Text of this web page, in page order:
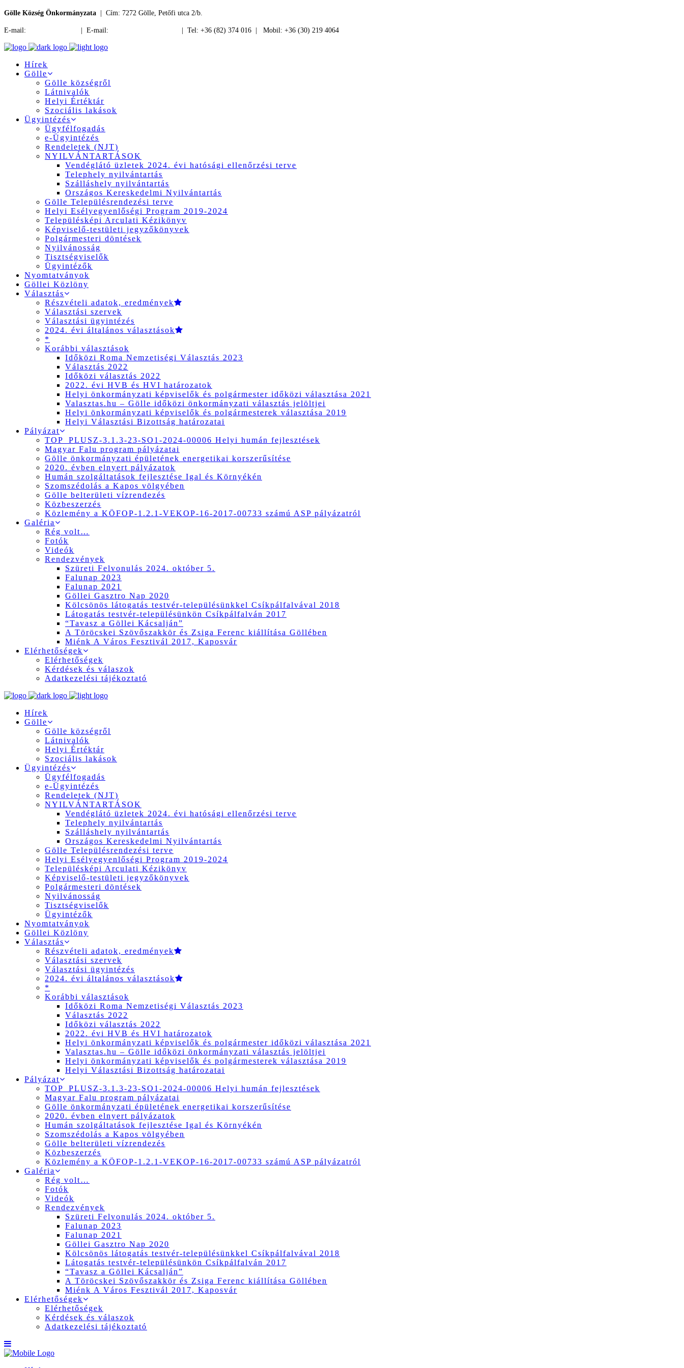
Gölle Község Önkormányzata | Cím: 7272 Gölle, Petőfi utca 2/b.
E-mail: | E-mail: | Tel: +36 (82) 374 016 | Mobil: +36 (30) 219 4064
Hírek
Gölle
Gölle községről
Látnivalók
Helyi Értéktár
Szociális lakások
Ügyintézés
Ügyfélfogadás
e-Ügyintézés
Rendeletek (NJT)
NYILVÁNTARTÁSOK
Vendéglátó üzletek 2024. évi hatósági ellenőrzési terve
Telephely nyilvántartás
Szálláshely nyilvántartás
Országos Kereskedelmi Nyilvántartás
Gölle Településrendezési terve
Helyi Esélyegyenlőségi Program 2019-2024
Településképi Arculati Kézikönyv
Képviselő-testületi jegyzőkönyvek
Polgármesteri döntések
Nyilvánosság
Tisztségviselők
Ügyintézők
Nyomtatványok
Göllei Közlöny
Választás
Részvételi adatok, eredmények
Választási szervek
Választási ügyintézés
2024. évi általános választások
*
Korábbi választások
Időközi Roma Nemzetiségi Választás 2023
Választás 2022
Időközi választás 2022
2022. évi HVB és HVI határozatok
Helyi önkormányzati képviselők és polgármester időközi választása 2021
Valasztas.hu – Gölle időközi önkormányzati választás jelöltjei
Helyi önkormányzati képviselők és polgármesterek választása 2019
Helyi Választási Bizottság határozatai
Pályázat
TOP_PLUSZ-3.1.3-23-SO1-2024-00006 Helyi humán fejlesztések
Magyar Falu program pályázatai
Gölle önkormányzati épületének energetikai korszerűsítése
2020. évben elnyert pályázatok
Humán szolgáltatások fejlesztése Igal és Környékén
Szomszédolás a Kapos völgyében
Gölle belterületi vízrendezés
Közbeszerzés
Közlemény a KÖFOP-1.2.1-VEKOP-16-2017-00733 számú ASP pályázatról
Galéria
Rég volt…
Fotók
Videók
Rendezvények
Szüreti Felvonulás 2024. október 5.
Falunap 2023
Falunap 2021
Göllei Gasztro Nap 2020
Kölcsönös látogatás testvér-településünkkel Csíkpálfalvával 2018
Látogatás testvér-településünkön Csíkpálfalván 2017
“Tavasz a Göllei Kácsalján”
A Töröcskei Szövőszakkör és Zsiga Ferenc kiállítása Göllében
Miénk A Város Fesztivál 2017, Kaposvár
Elérhetőségek
Elérhetőségek
Kérdések és válaszok
Adatkezelési tájékoztató
Hírek
Gölle
Gölle községről
Látnivalók
Helyi Értéktár
Szociális lakások
Ügyintézés
Ügyfélfogadás
e-Ügyintézés
Rendeletek (NJT)
NYILVÁNTARTÁSOK
Vendéglátó üzletek 2024. évi hatósági ellenőrzési terve
Telephely nyilvántartás
Szálláshely nyilvántartás
Országos Kereskedelmi Nyilvántartás
Gölle Településrendezési terve
Helyi Esélyegyenlőségi Program 2019-2024
Településképi Arculati Kézikönyv
Képviselő-testületi jegyzőkönyvek
Polgármesteri döntések
Nyilvánosság
Tisztségviselők
Ügyintézők
Nyomtatványok
Göllei Közlöny
Választás
Részvételi adatok, eredmények
Választási szervek
Választási ügyintézés
2024. évi általános választások
*
Korábbi választások
Időközi Roma Nemzetiségi Választás 2023
Választás 2022
Időközi választás 2022
2022. évi HVB és HVI határozatok
Helyi önkormányzati képviselők és polgármester időközi választása 2021
Valasztas.hu – Gölle időközi önkormányzati választás jelöltjei
Helyi önkormányzati képviselők és polgármesterek választása 2019
Helyi Választási Bizottság határozatai
Pályázat
TOP_PLUSZ-3.1.3-23-SO1-2024-00006 Helyi humán fejlesztések
Magyar Falu program pályázatai
Gölle önkormányzati épületének energetikai korszerűsítése
2020. évben elnyert pályázatok
Humán szolgáltatások fejlesztése Igal és Környékén
Szomszédolás a Kapos völgyében
Gölle belterületi vízrendezés
Közbeszerzés
Közlemény a KÖFOP-1.2.1-VEKOP-16-2017-00733 számú ASP pályázatról
Galéria
Rég volt…
Fotók
Videók
Rendezvények
Szüreti Felvonulás 2024. október 5.
Falunap 2023
Falunap 2021
Göllei Gasztro Nap 2020
Kölcsönös látogatás testvér-településünkkel Csíkpálfalvával 2018
Látogatás testvér-településünkön Csíkpálfalván 2017
“Tavasz a Göllei Kácsalján”
A Töröcskei Szövőszakkör és Zsiga Ferenc kiállítása Göllében
Miénk A Város Fesztivál 2017, Kaposvár
Elérhetőségek
Elérhetőségek
Kérdések és válaszok
Adatkezelési tájékoztató